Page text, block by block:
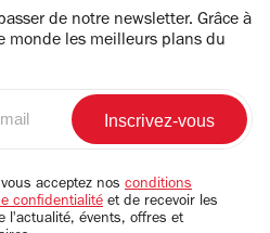
de notre newsletter. Grâce à
monde les meilleurs plans du
acceptez nos conditions
confidentialité et de recevoir les
l'actualité, évents, offres et